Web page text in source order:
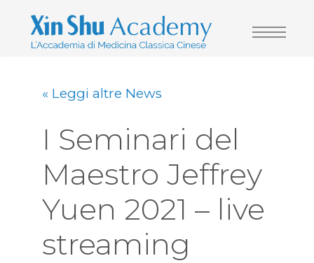
« Leggi altre News
I Seminari del
Maestro Jeffrey
Yuen 2021 – live
streaming